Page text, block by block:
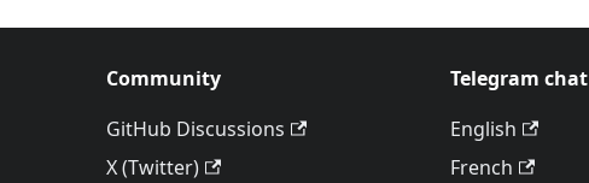
Community
GitHub Discussions
X (Twitter)
Telegram chat
English
French